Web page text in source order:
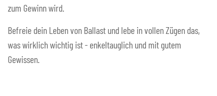
zum Gewinn wird.
Befreie dein Leben von Ballast und lebe in vollen Zügen das,
was wirklich wichtig ist - enkeltauglich und mit gutem
Gewissen.